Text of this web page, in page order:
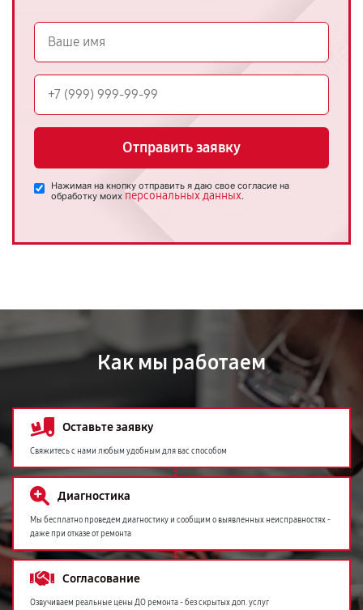
Отправить заявку
Нажимая на кнопку отправить я даю свое согласие на
обработку моих персональных данных.
Как мы работаем
Оставьте заявку
Свяжитесь с нами любым удобным для вас способом
Диагностика
Мы бесплатно проведем диагностику и сообщим о выявленных неисправностях -
даже при отказе от ремонта
Согласование
Озвучиваем реальные цены ДО ремонта - без скрытых доп. услуг